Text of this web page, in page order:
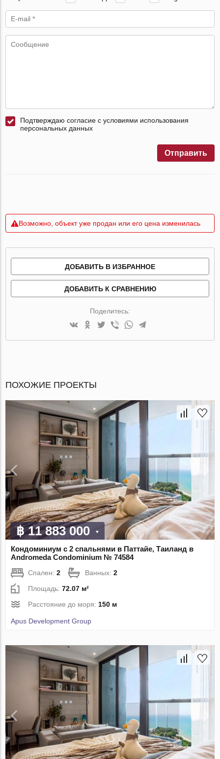
Подтверждаю согласие с условиями использования
персональных данных
Отправить
Возможно, объект уже продан или его цена изменилась
ДОБАВИТЬ В ИЗБРАННОЕ
ДОБАВИТЬ К СРАВНЕНИЮ
Поделитесь:
ПОХОЖИЕ ПРОЕКТЫ
฿ 11 883 000
Кондоминиум с 2 спальнями в Паттайе, Таиланд в
Andromeda Condominium № 74584
Спален:2 Ванных:2
Площадь:72.07 м²
Расстояние до моря:150 м
Apus Development Group